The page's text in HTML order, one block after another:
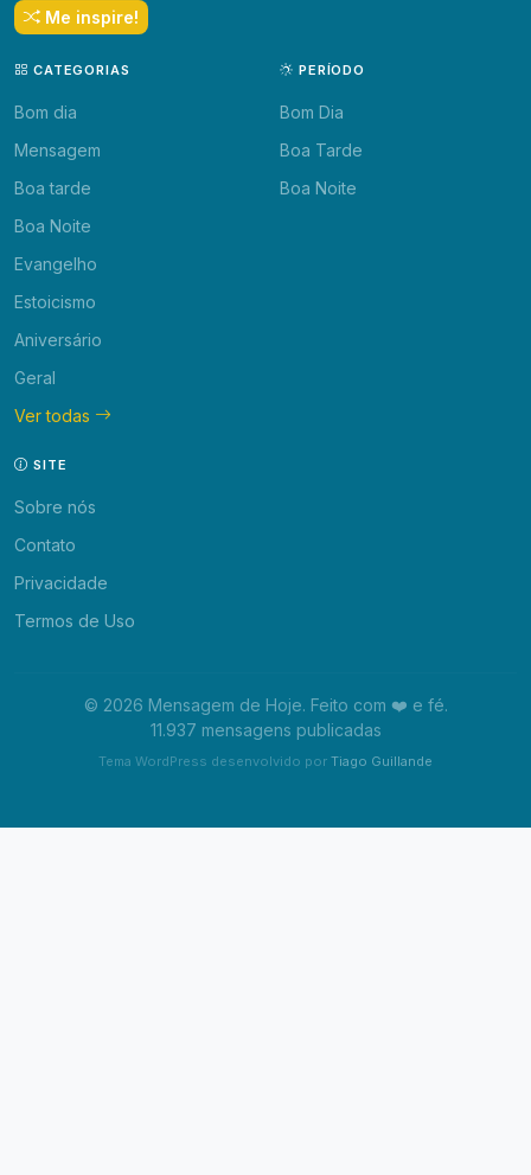
Me inspire!
CATEGORIAS
Bom dia
Mensagem
Boa tarde
Boa Noite
Evangelho
Estoicismo
Aniversário
Geral
Ver todas
PERÍODO
Bom Dia
Boa Tarde
Boa Noite
SITE
Sobre nós
Contato
Privacidade
Termos de Uso
© 2026 Mensagem de Hoje. Feito com ❤️ e fé.
11.937 mensagens publicadas
Tema WordPress desenvolvido por Tiago Guillande